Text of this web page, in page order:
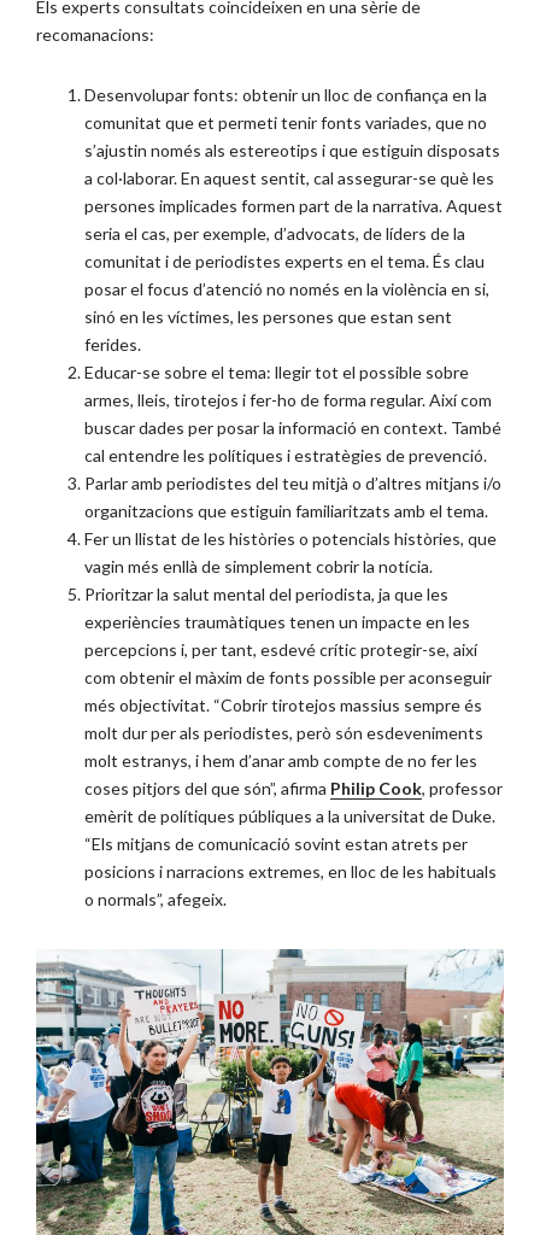
Els experts consultats coincideixen en una sèrie de
recomanacions:
Desenvolupar fonts: obtenir un lloc de confiança en la
comunitat que et permeti tenir fonts variades, que no
s’ajustin només als estereotips i que estiguin disposats
a col·laborar. En aquest sentit, cal assegurar-se què les
persones implicades formen part de la narrativa. Aquest
seria el cas, per exemple, d’advocats, de líders de la
comunitat i de periodistes experts en el tema. És clau
posar el focus d’atenció no només en la violència en si,
sinó en les víctimes, les persones que estan sent
ferides.
Educar-se sobre el tema: llegir tot el possible sobre
armes, lleis, tirotejos i fer-ho de forma regular. Així com
buscar dades per posar la informació en context. També
cal entendre les polítiques i estratègies de prevenció.
Parlar amb periodistes del teu mitjà o d’altres mitjans i/o
organitzacions que estiguin familiaritzats amb el tema.
Fer un llistat de les històries o potencials històries, que
vagin més enllà de simplement cobrir la notícia.
Prioritzar la salut mental del periodista, ja que les
experiències traumàtiques tenen un impacte en les
percepcions i, per tant, esdevé crític protegir-se, així
com obtenir el màxim de fonts possible per aconseguir
més objectivitat. “Cobrir tirotejos massius sempre és
molt dur per als periodistes, però són esdeveniments
molt estranys, i hem d’anar amb compte de no fer les
coses pitjors del que són”, afirma Philip Cook, professor
emèrit de polítiques públiques a la universitat de Duke.
“Els mitjans de comunicació sovint estan atrets per
posicions i narracions extremes, en lloc de les habituals
o normals”, afegeix.